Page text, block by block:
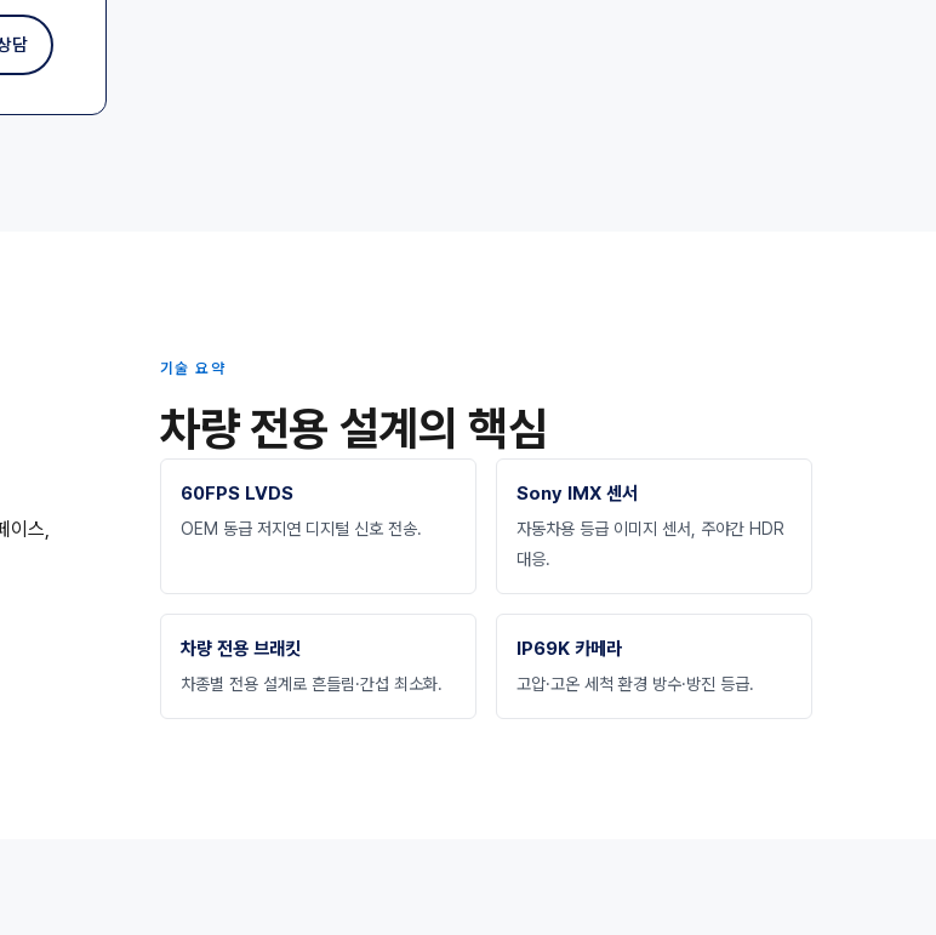
담
이스,
기술 요약
차량 전용 설계의 핵심
60FPS LVDS
OEM 동급 저지연 디지털 신호 전송.
Sony IMX 센서
자동차용 등급 이미지 센서, 주야간 HDR
대응.
차량 전용 브래킷
차종별 전용 설계로 흔들림·간섭 최소화.
IP69K 카메라
고압·고온 세척 환경 방수·방진 등급.